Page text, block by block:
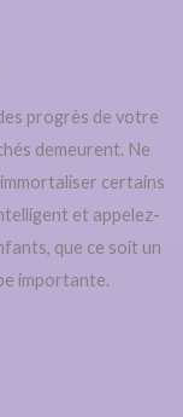
progrès de votre
demeurent. Ne
certains
et appelez-
que ce soit un
importante.